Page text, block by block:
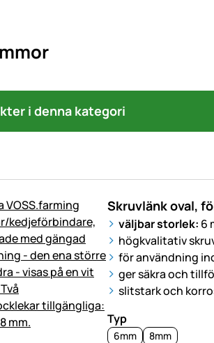
i denna kategori
Skruvlänk oval,
väljbar storlek: 6
högkvalitativ
för användning
ger säkra och
slitstark och
Typ
6mm 8mm